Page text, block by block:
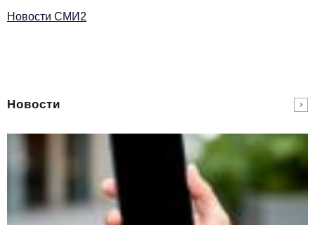
Новости СМИ2
Новости